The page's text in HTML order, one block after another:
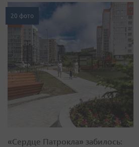
20 фото
«Сердце Патрокла» забилось: